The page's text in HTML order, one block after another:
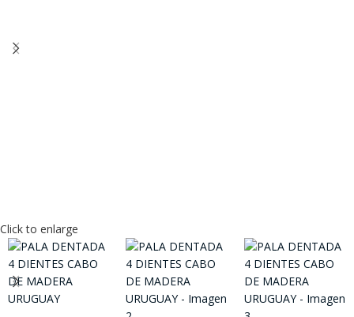
Click to enlarge